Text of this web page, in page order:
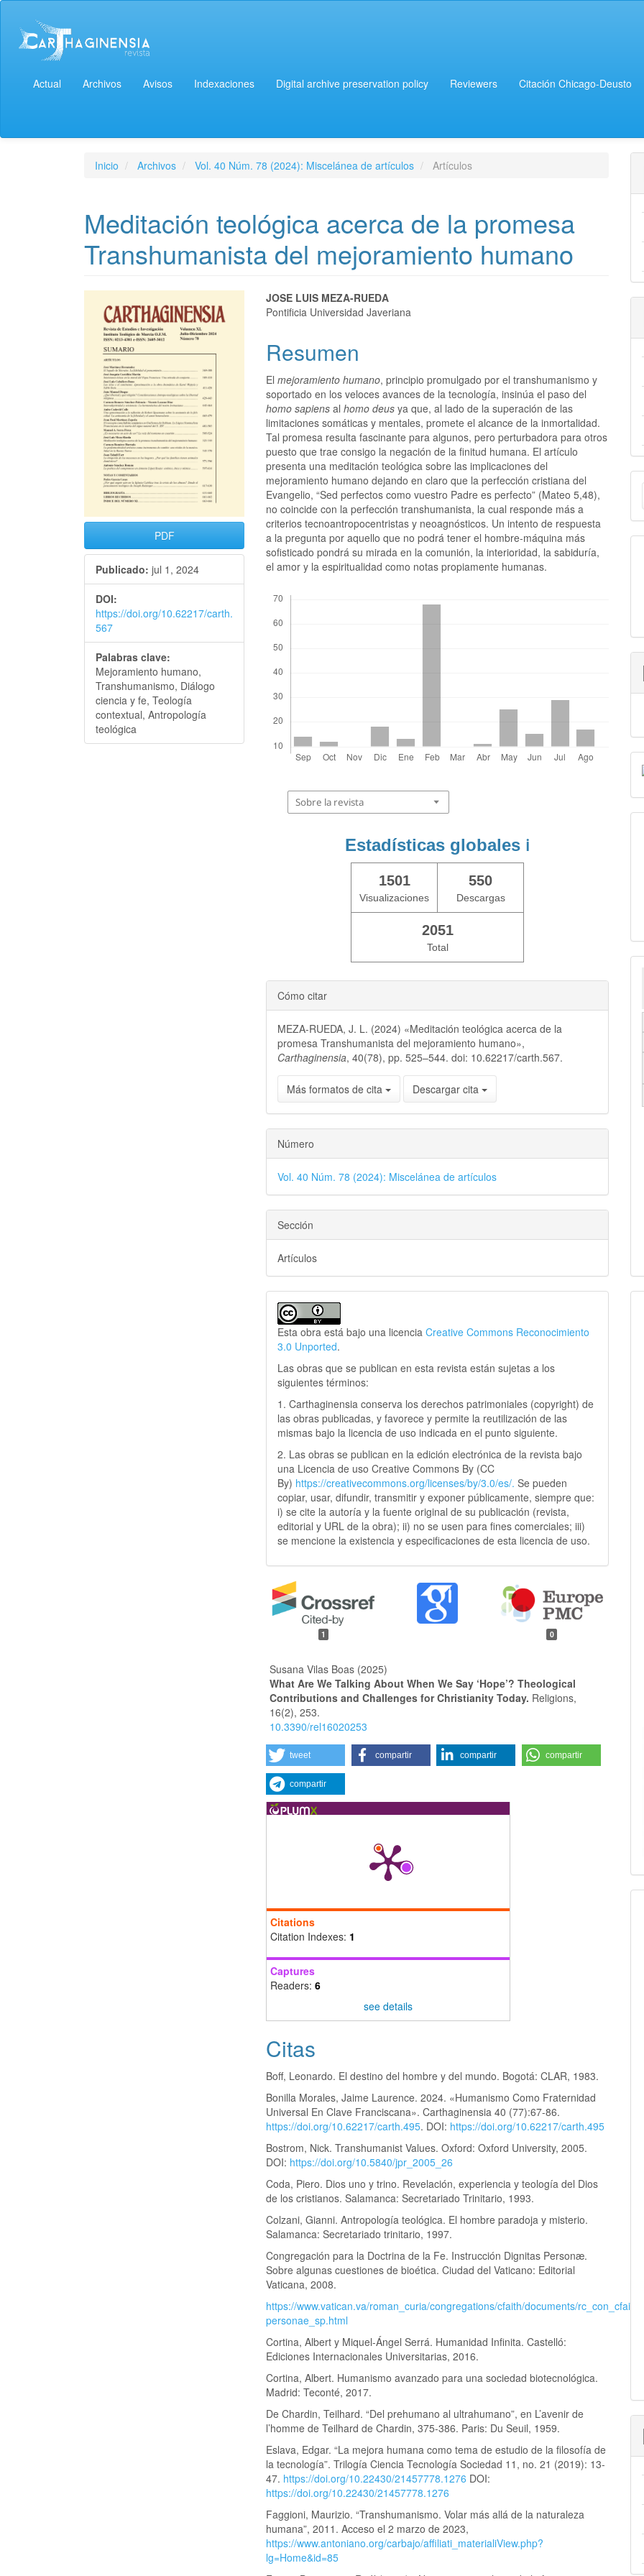
Actual Archivos Avisos Indexaciones Digital archive preservation policy Reviewers Citación Chicago-Deusto
Inicio Archivos Vol. 40 Núm. 78 (2024): Miscelánea de artículos Artículos
Meditación teológica acerca de la promesa
Transhumanista del mejoramiento humano
PDF
Publicado: jul 1, 2024
DOI:
https://doi.org/10.62217/carth.
567
Palabras clave:
Mejoramiento humano,
Transhumanismo, Diálogo
ciencia y fe, Teología
contextual, Antropología
teológica
JOSE LUIS MEZA-RUEDA
Pontificia Universidad Javeriana
Resumen
Elmejoramiento humano, principio promulgado por el transhumanismo y
soportado en los veloces avances de la tecnología, insinúa el paso del
homo sapiens alhomo deus ya que, al lado de la superación de las
limitaciones somáticas y mentales, promete el alcance de la inmortalidad.
Tal promesa resulta fascinante para algunos, pero perturbadora para otros
puesto que trae consigo la negación de la finitud humana. El artículo
presenta una meditación teológica sobre las implicaciones del
mejoramiento humano dejando en claro que la perfección cristiana del
Evangelio, “Sed perfectos como vuestro Padre es perfecto” (Mateo 5,48),
no coincide con la perfección transhumanista, la cual responde más a
criterios tecnoantropocentristas y neoagnósticos. Un intento de respuesta
a la pregunta por aquello que no podrá tener el hombre-máquina más
sofisticado pondrá su mirada en la comunión, la interioridad, la sabiduría,
el amor y la espiritualidad como notas propiamente humanas.
Sobre la revista
Estadísticas globales ℹ️
1501
Visualizaciones
550
Descargas
2051
Total
Cómo citar
MEZA-RUEDA, J. L. (2024) «Meditación teológica acerca de la
promesa Transhumanista del mejoramiento humano»,
Carthaginensia, 40(78), pp. 525–544. doi: 10.62217/carth.567.
Más formatos de cita Descargar cita
Número
Vol. 40 Núm. 78 (2024): Miscelánea de artículos
Sección
Artículos
Esta obra está bajo una licenciaCreative Commons Reconocimiento
3.0 Unported.
Las obras que se publican en esta revista están sujetas a los
siguientes términos:
1. Carthaginensia conserva los derechos patrimoniales (copyright) de
las obras publicadas, y favorece y permite la reutilización de las
mismas bajo la licencia de uso indicada en el punto siguiente.
2. Las obras se publican en la edición electrónica de la revista bajo
una Licencia de uso Creative Commons By (CC
By) https://creativecommons.org/licenses/by/3.0/es/.Se pueden
copiar, usar, difundir, transmitir y exponer públicamente, siempre que:
i) se cite la autoría y la fuente original de su publicación (revista,
editorial y URL de la obra); ii) no se usen para fines comerciales; iii)
se mencione la existencia y especificaciones de esta licencia de uso.
1 0
Susana Vilas Boas (2025)
What Are We Talking About When We Say ‘Hope’? Theological
Contributions and Challenges for Christianity Today. Religions,
16(2),253.
10.3390/rel16020253
tweet compartir compartir compartir
compartir
Citations
Citation Indexes: 1
Captures
Readers:6
see details
Citas
Boff, Leonardo. El destino del hombre y del mundo. Bogotá: CLAR, 1983.
Bonilla Morales, Jaime Laurence. 2024. «Humanismo Como Fraternidad
Universal En Clave Franciscana». Carthaginensia 40 (77):67-86.
https://doi.org/10.62217/carth.495. DOI: https://doi.org/10.62217/carth.495
Bostrom, Nick. Transhumanist Values. Oxford: Oxford University, 2005.
DOI: https://doi.org/10.5840/jpr_2005_26
Coda, Piero. Dios uno y trino. Revelación, experiencia y teología del Dios
de los cristianos. Salamanca: Secretariado Trinitario, 1993.
Colzani, Gianni. Antropología teológica. El hombre paradoja y misterio.
Salamanca: Secretariado trinitario, 1997.
Congregación para la Doctrina de la Fe. Instrucción Dignitas Personæ.
Sobre algunas cuestiones de bioética. Ciudad del Vaticano: Editorial
Vaticana, 2008.
https://www.vatican.va/roman_curia/congregations/cfaith/documents/
personae_sp.html
Cortina, Albert y Miquel-Ángel Serrá. Humanidad Infinita. Castelló:
Ediciones Internacionales Universitarias, 2016.
Cortina, Albert. Humanismo avanzado para una sociedad biotecnológica.
Madrid: Teconté, 2017.
De Chardin, Teilhard. “Del prehumano al ultrahumano”, en L’avenir de
l’homme de Teilhard de Chardin, 375-386. Paris: Du Seuil, 1959.
Eslava, Edgar. “La mejora humana como tema de estudio de la filosofía de
la tecnología”. Trilogía Ciencia Tecnología Sociedad 11, no. 21 (2019): 13-
47. https://doi.org/10.22430/21457778.1276 DOI:
https://doi.org/10.22430/21457778.1276
Faggioni, Maurizio. “Transhumanismo. Volar más allá de la naturaleza
humana”, 2011. Acceso el 2 marzo de 2023,
https://www.antoniano.org/carbajo/affiliati_materialiView.php?
lg=Home&id=85